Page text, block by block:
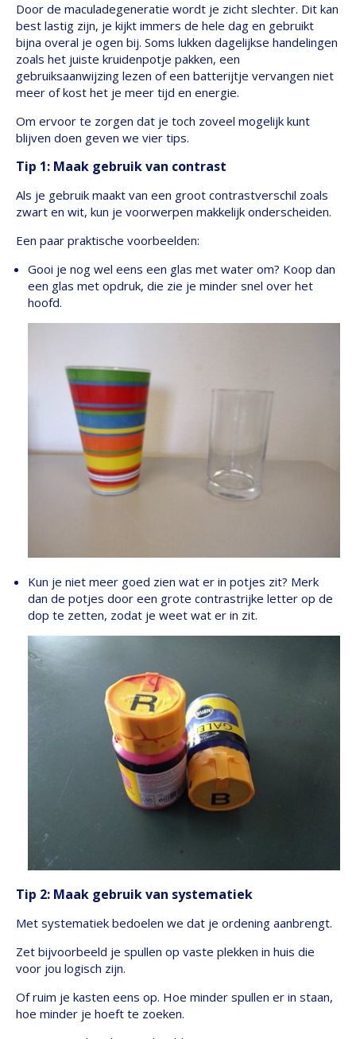
Door de maculadegeneratie wordt je zicht slechter. Dit kan
best lastig zijn, je kijkt immers de hele dag en gebruikt
bijna overal je ogen bij. Soms lukken dagelijkse handelingen
zoals het juiste kruidenpotje pakken, een
gebruiksaanwijzing lezen of een batterijtje vervangen niet
meer of kost het je meer tijd en energie.
Om ervoor te zorgen dat je toch zoveel mogelijk kunt
blijven doen geven we vier tips.
Tip 1: Maak gebruik van contrast
Als je gebruik maakt van een groot contrastverschil zoals
zwart en wit, kun je voorwerpen makkelijk onderscheiden.
Een paar praktische voorbeelden:
Gooi je nog wel eens een glas met water om? Koop dan
een glas met opdruk, die zie je minder snel over het
hoofd.
Kun je niet meer goed zien wat er in potjes zit? Merk
dan de potjes door een grote contrastrijke letter op de
dop te zetten, zodat je weet wat er in zit.
Tip 2: Maak gebruik van systematiek
Met systematiek bedoelen we dat je ordening aanbrengt.
Zet bijvoorbeeld je spullen op vaste plekken in huis die
voor jou logisch zijn.
Of ruim je kasten eens op. Hoe minder spullen er in staan,
hoe minder je hoeft te zoeken.